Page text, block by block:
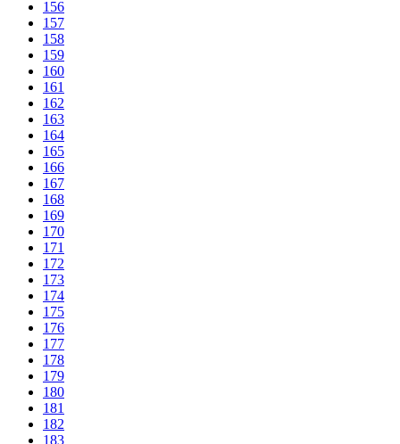
156
157
158
159
160
161
162
163
164
165
166
167
168
169
170
171
172
173
174
175
176
177
178
179
180
181
182
183